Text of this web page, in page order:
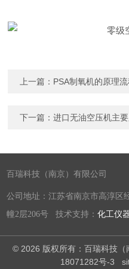
上一篇： PSA制氧机的原理流
下一篇：进口无油空压机主
百瑞科技（南京）有限公司
公司地址：江苏省南京市高淳区
幢2层206号 技术支持：化工仪
© 2026 版权所有：百瑞科技
18071282号-3